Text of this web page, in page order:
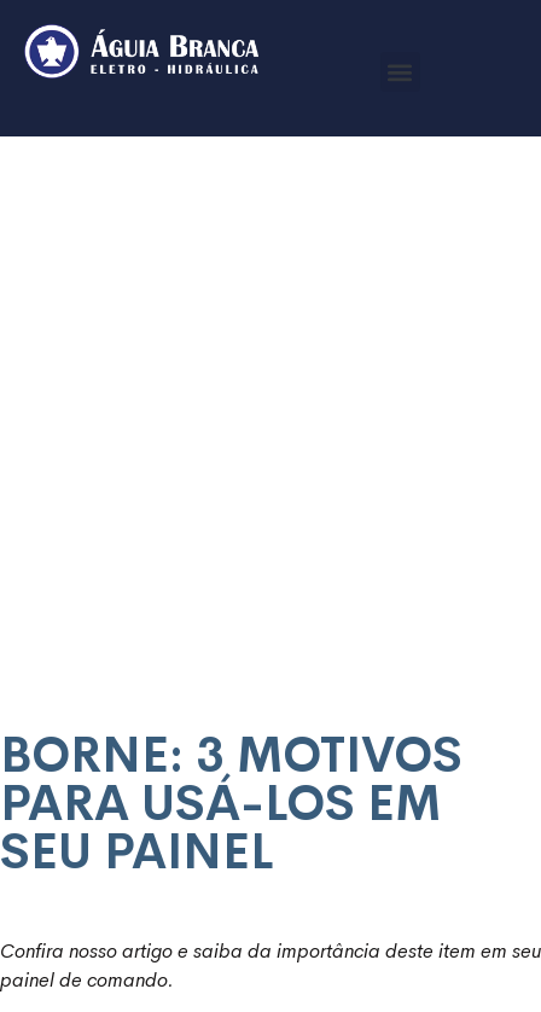
BORNE: 3 MOTIVOS
PARA USÁ-LOS EM
SEU PAINEL
Confira nosso artigo e saiba da importância deste item em seu
painel de comando.